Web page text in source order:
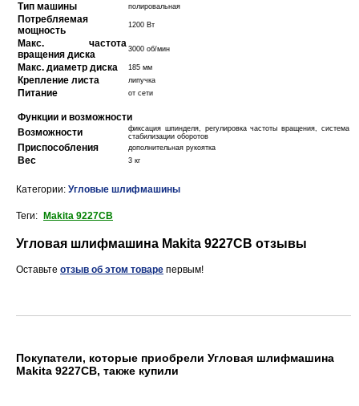
Тип машины полировальная
Потребляемая
мощность
1200 Вт
Макс. частота
вращения диска
3000 об/мин
Макс. диаметр диска 185 мм
Крепление листа липучка
Питание от сети
Функции и возможности
Возможности
фиксация шпинделя, регулировка частоты вращения, система
стабилизации оборотов
Приспособления дополнительная рукоятка
Вес 3 кг
Категории: Угловые шлифмашины
Теги: Makita 9227CB
Угловая шлифмашина Makita 9227CB отзывы
Оставьте отзыв об этом товаре первым!
Покупатели, которые приобрели Угловая шлифмашина
Makita 9227CB, также купили